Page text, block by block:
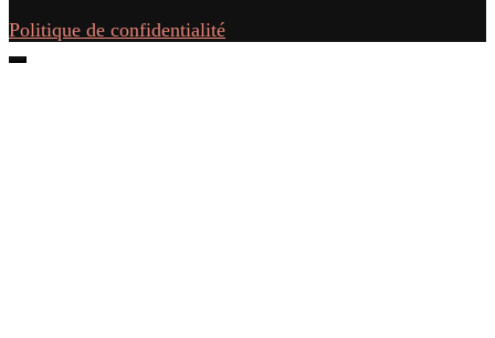
Politique de confidentialité